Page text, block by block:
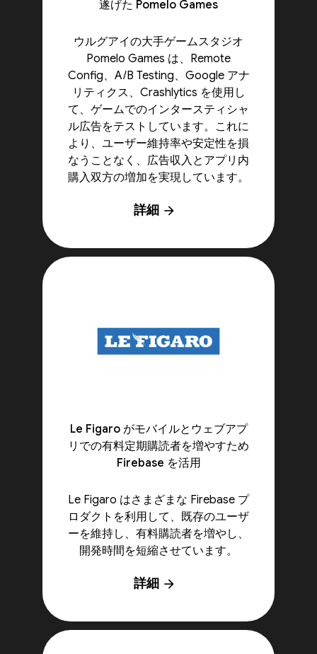
遂げた Pomelo Games
ウルグアイの大手ゲームスタジオ
Pomelo Games は、Remote
Config、A/B Testing、Google アナ
リティクス、Crashlytics を使用し
て、ゲームでのインタースティシャ
ル広告をテストしています。これに
より、ユーザー維持率や安定性を損
なうことなく、広告収入とアプリ内
購入双方の増加を実現しています。
詳細 arrow_forward
Le Figaro がモバイルとウェブアプ
リでの有料定期購読者を増やすため
Firebase を活用
Le Figaro はさまざまな Firebase プ
ロダクトを利用して、既存のユーザ
ーを維持し、有料購読者を増やし、
開発時間を短縮させています。
詳細 arrow_forward